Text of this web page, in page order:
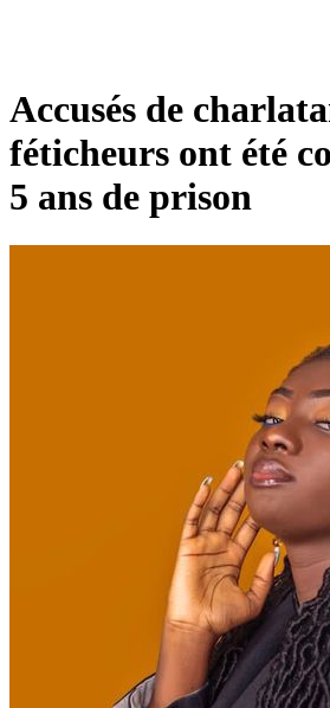
Accusés de
féticheurs ont été
5 ans de prison